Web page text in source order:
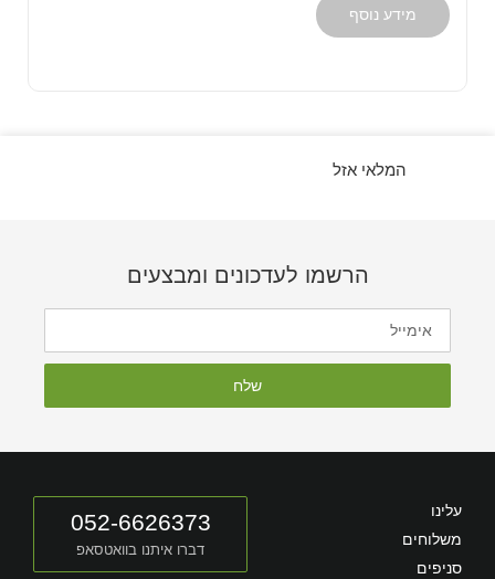
מידע נוסף
המלאי אזל
הרשמו לעדכונים ומבצעים
שלח
עלינו
משלוחים
סניפים
052-6626373
דברו איתנו בוואטסאפ